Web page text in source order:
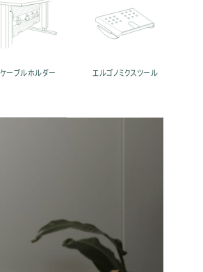
ケーブルホルダー エルゴノミクスツール